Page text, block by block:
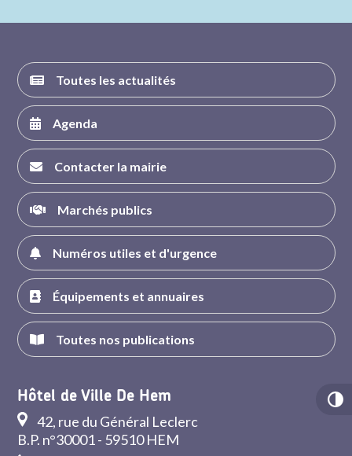
Toutes les actualités
Agenda
Contacter la mairie
Marchés publics
Numéros utiles et d'urgence
Équipements et annuaires
Toutes nos publications
Hôtel de Ville De Hem
42, rue du Général Leclerc
B.P. n°30001 - 59510 HEM